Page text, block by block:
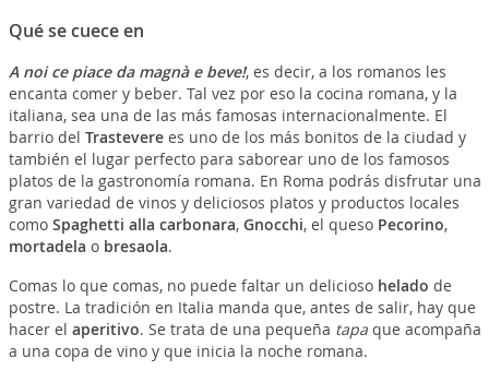
Qué se cuece en
A noi ce piace da magnà e beve!, es decir, a los romanos les
encanta comer y beber. Tal vez por eso la cocina romana, y la
italiana, sea una de las más famosas internacionalmente. El
barrio del Trasteverees uno de los más bonitos de la ciudad y
también el lugar perfecto para saborear uno de los famosos
platos de la gastronomía romana. En Roma podrás disfrutar una
gran variedad de vinos y deliciosos platos y productos locales
como Spaghetti alla carbonara, Gnocchi, el queso Pecorino,
mortadela o bresaola.
Comas lo que comas, no puede faltar un delicioso helado de
postre. La tradición en Italia manda que, antes de salir, hay que
hacer el aperitivo. Se trata de una pequeña tapaque acompaña
a una copa de vino y que inicia la noche romana.